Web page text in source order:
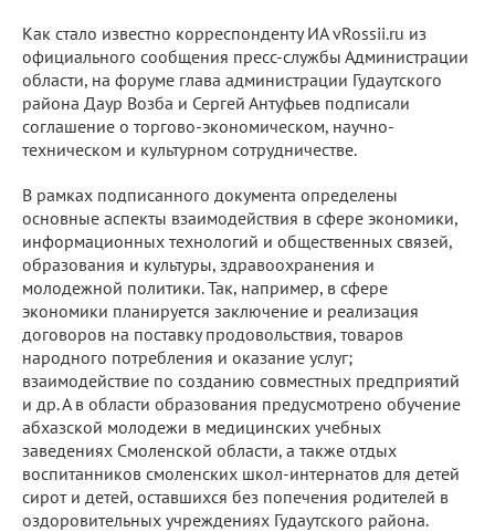
Как стало известно корреспонденту ИА vRossii.ru из
официального сообщения пресс-службы Администрации
области, на форуме глава администрации Гудаутского
района Даур Возба и Сергей Антуфьев подписали
соглашение о торгово-экономическом, научно-
техническом и культурном сотрудничестве.
В рамках подписанного документа определены
основные аспекты взаимодействия в сфере экономики,
информационных технологий и общественных связей,
образования и культуры, здравоохранения и
молодежной политики. Так, например, в сфере
экономики планируется заключение и реализация
договоров на поставку продовольствия, товаров
народного потребления и оказание услуг;
взаимодействие по созданию совместных предприятий
и др. А в области образования предусмотрено обучение
абхазской молодежи в медицинских учебных
заведениях Смоленской области, а также отдых
воспитанников смоленских школ-интернатов для детей
сирот и детей, оставшихся без попечения родителей в
оздоровительных учреждениях Гудаутского района.